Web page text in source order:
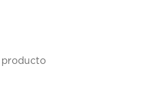
producto